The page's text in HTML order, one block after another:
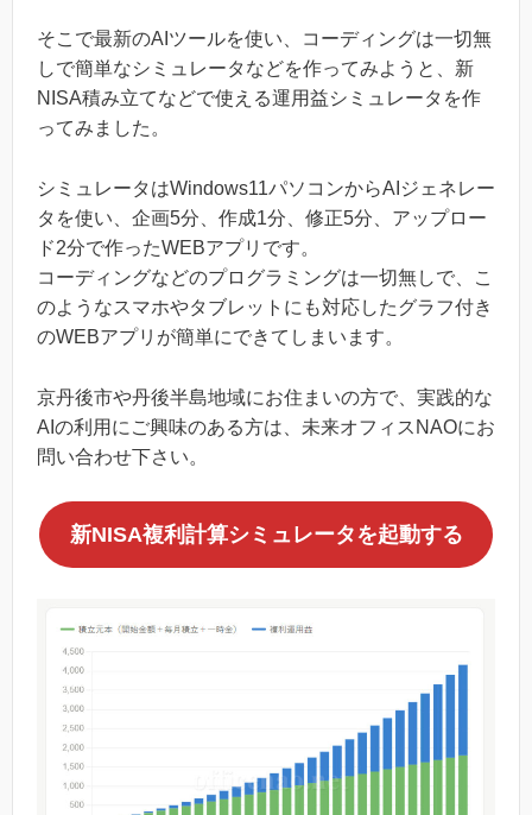
そこで最新のAIツールを使い、コーディングは一切無
しで簡単なシミュレータなどを作ってみようと、新
NISA積み立てなどで使える運用益シミュレータを作
ってみました。
シミュレータはWindows11パソコンからAIジェネレー
タを使い、企画5分、作成1分、修正5分、アップロー
ド2分で作ったWEBアプリです。
コーディングなどのプログラミングは一切無しで、こ
のようなスマホやタブレットにも対応したグラフ付き
のWEBアプリが簡単にできてしまいます。
京丹後市や丹後半島地域にお住まいの方で、実践的な
AIの利用にご興味のある方は、未来オフィスNAOにお
問い合わせ下さい。
新NISA複利計算シミュレータを起動する